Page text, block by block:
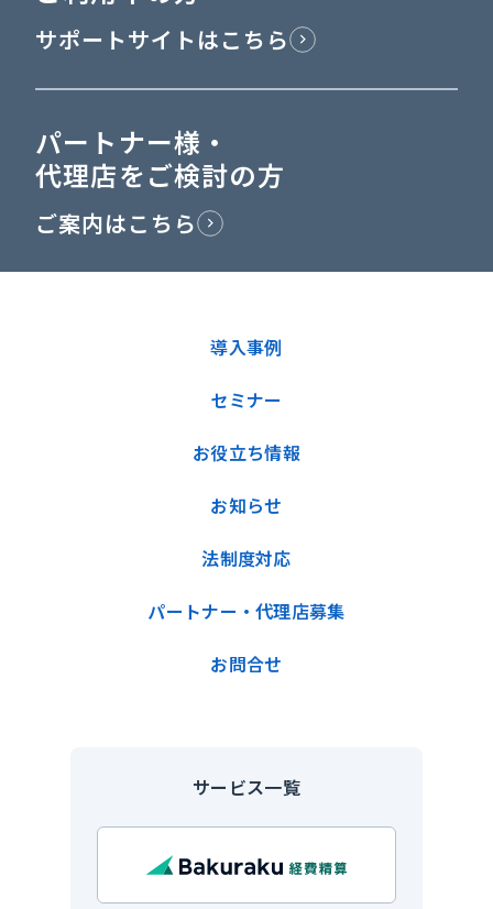
サポートサイトはこちら
パートナー様・
代理店をご検討の方
ご案内はこちら
導入事例
セミナー
お役立ち情報
お知らせ
法制度対応
パートナー・代理店募集
お問合せ
サービス一覧